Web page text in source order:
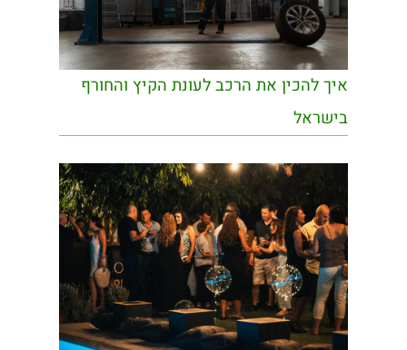
איך להכין את הרכב לעונת הקיץ והחורף
בישראל